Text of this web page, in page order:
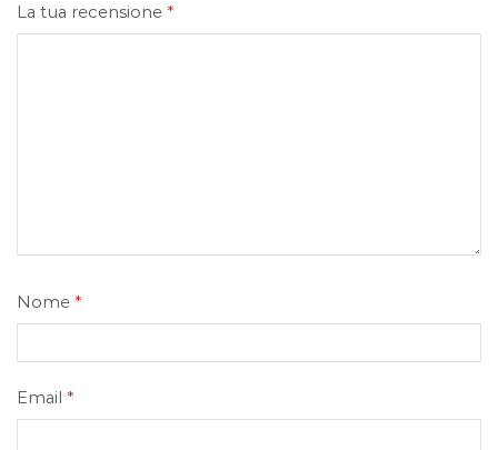
La tua recensione *
Nome *
Email *